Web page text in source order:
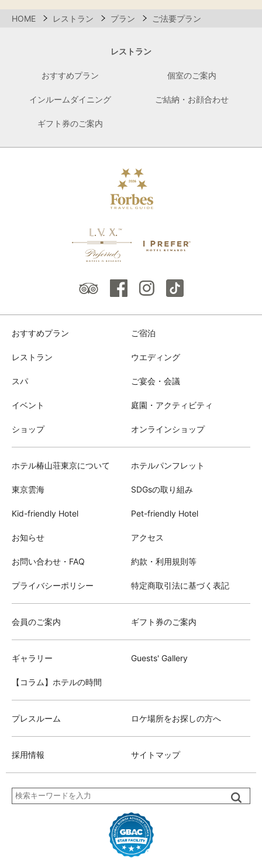
HOME レストラン プラン ご法要プラン
レストラン
おすすめプラン 個室のご案内
インルームダイニング ご結納・お顔合わせ
ギフト券のご案内
おすすめプラン ご宿泊
レストラン ウエディング
スパ ご宴会・会議
イベント 庭園・アクティビティ
ショップ オンラインショップ
ホテル椿山荘東京について ホテルパンフレット
東京雲海 SDGsの取り組み
Kid-friendly Hotel Pet-friendly Hotel
お知らせ アクセス
お問い合わせ・FAQ 約款・利用規則等
プライバシーポリシー 特定商取引法に基づく表記
会員のご案内 ギフト券のご案内
ギャラリー Guests' Gallery
【コラム】ホテルの時間
プレスルーム ロケ場所をお探しの方へ
採用情報 サイトマップ